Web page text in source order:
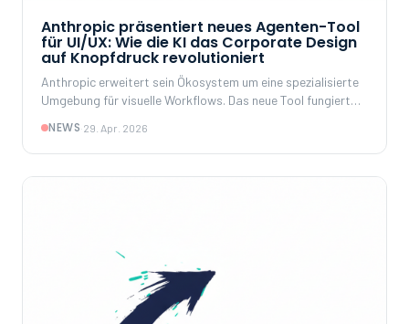
Anthropic präsentiert neues Agenten-Tool
für UI/UX: Wie die KI das Corporate Design
auf Knopfdruck revolutioniert
Anthropic erweitert sein Ökosystem um eine spezialisierte
Umgebung für visuelle Workflows. Das neue Tool fungiert
Skizzen und Anforderungen nahtlos in nutzbare Prototypen
umwandelt.
NEWS·29. Apr. 2026